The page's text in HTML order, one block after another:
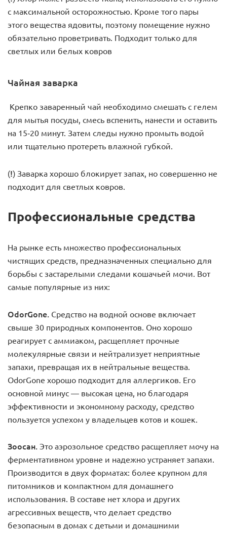
с максимальной осторожностью. Кроме того пары
этого вещества ядовиты, поэтому помещение нужно
обязательно проветривать. Подходит только для
светлых или белых ковров
Чайная заварка
Крепко заваренный чай необходимо смешать с гелем
для мытья посуды, смесь вспенить, нанести и оставить
на 15-20 минут. Затем следы нужно промыть водой
или тщательно протереть влажной губкой.
(!) Заварка хорошо блокирует запах, но совершенно не
подходит для светлых ковров.
Профессиональные средства
На рынке есть множество профессиональных
чистящих средств, предназначенных специально для
борьбы с застарелыми следами кошачьей мочи. Вот
самые популярные из них:
OdorGone. Средство на водной основе включает
свыше 30 природных компонентов. Оно хорошо
реагирует с аммиаком, расщепляет прочные
молекулярные связи и нейтрализует неприятные
запахи, превращая их в нейтральные вещества.
OdorGone хорошо подходит для аллергиков. Его
основной минус — высокая цена, но благодаря
эффективности и экономному расходу, средство
пользуется успехом у владельцев котов и кошек.
Зоосан. Это аэрозольное средство расщепляет мочу на
ферментативном уровне и надежно устраняет запахи.
Производится в двух форматах: более крупном для
питомников и компактном для домашнего
использования. В составе нет хлора и других
агрессивных веществ, что делает средство
безопасным в домах с детьми и домашними